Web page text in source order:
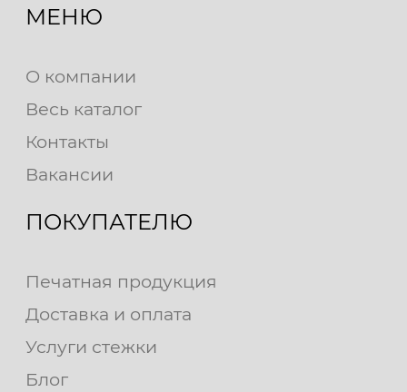
МЕНЮ
О компании
Весь каталог
Контакты
Вакансии
ПОКУПАТЕЛЮ
Печатная продукция
Доставка и оплата
Услуги стежки
Блог